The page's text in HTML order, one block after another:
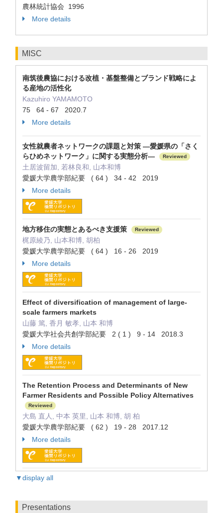
農林統計協会 1996
More details
MISC
南筑後農協における改植・基盤整備とブランド戦略によ
る産地の活性化
Kazuhiro YAMAMOTO
75 64 - 67 2020.7
More details
女性就農者ネットワークの課題と対策 ―愛媛県の「さく
らひめネットワーク」に関する実態分析―
Reviewed
土居波留加, 若林良和, 山本和博
愛媛大学農学部紀要 ( 64 ) 34 - 42 2019
More details
地方移住の実態とあるべき支援策 Reviewed
梶原綾乃, 山本和博, 胡柏
愛媛大学農学部紀要 ( 64 ) 16 - 26 2019
More details
Effect of diversification of management of large-
scale farmers markets
山藤 篤, 香月 敏孝, 山本 和博
愛媛大学社会共創学部紀要 2 ( 1 ) 9 - 14 2018.3
More details
The Retention Process and Determinants of New
Farmer Residents and Possible Policy Alternatives
Reviewed
大島 直人, 中本 英里, 山本 和博, 胡 柏
愛媛大学農学部紀要 ( 62 ) 19 - 28 2017.12
More details
▼display all
Presentations